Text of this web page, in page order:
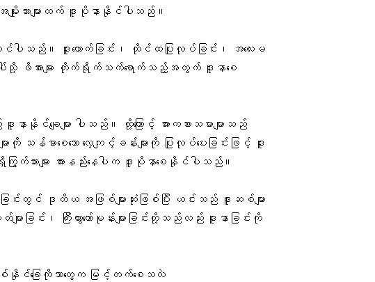
သားများထက် ဒူးပိုနာနိုင်ပါသည်။
ည်။ ဒူးထောက်ခြင်း၊ ထိုင်ထပြုလုပ်ခြင်း၊ အလေးမ
ေါ်သို့ ဖိအားများ တိုက်ရိုက်သက်ရောက်သည့်အတွက် ဒူးနာစေ
နာနိုင်ချေများ ပါသည်။ ထို့ကြောင့် အားကစားသမားများသည်
သန်မာစေသော လေ့ကျင့်ခန်းများကို ပြုလုပ်ပေးခြင်းဖြင့် ဒူး
က်သားများ အားနည်းနေပါက ဒူးပိုနာစေနိုင်ပါသည်။
တွင် ဒုတိယ အဖြစ်များဆုံးဖြစ်ပြီး ယင်းသည် ဒူးဆစ်များ
ြင်း၊ ကြီးထွားဟော်မုန်းများခြင်းတို့သည်လည်း ဒူးနာခြင်းကို
ြစ်နိုင်ခြေကိုဘာတွေက မြင့်တက်စေသလဲ